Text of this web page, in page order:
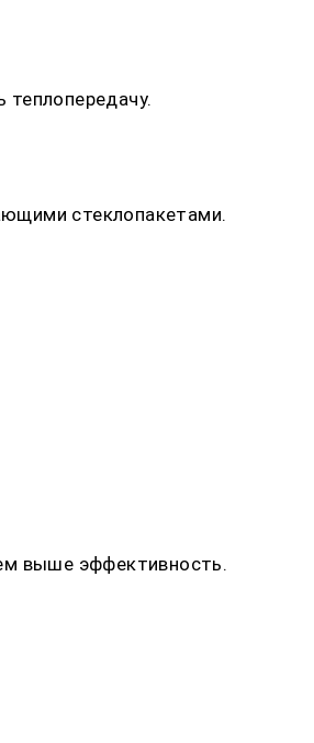
стеклопакетами.
выше эффективность.